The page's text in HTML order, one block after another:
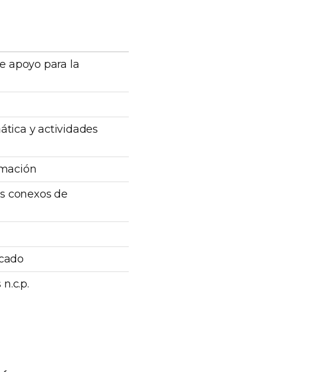
apoyo para la
y actividades
conexos de